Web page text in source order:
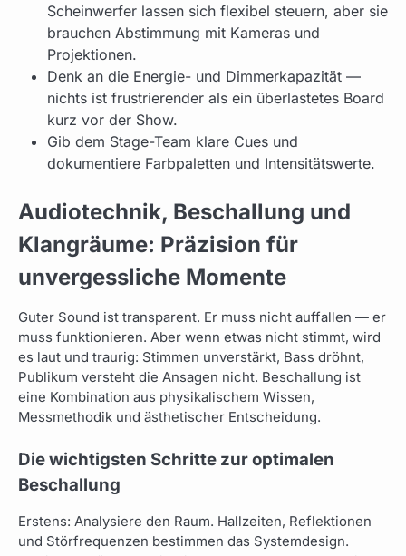
Scheinwerfer lassen sich flexibel steuern, aber sie
brauchen Abstimmung mit Kameras und
Projektionen.
Denk an die Energie- und Dimmerkapazität —
nichts ist frustrierender als ein überlastetes Board
kurz vor der Show.
Gib dem Stage-Team klare Cues und
dokumentiere Farbpaletten und Intensitätswerte.
Audiotechnik, Beschallung und
Klangräume: Präzision für
unvergessliche Momente
Guter Sound ist transparent. Er muss nicht auffallen — er
muss funktionieren. Aber wenn etwas nicht stimmt, wird
es laut und traurig: Stimmen unverstärkt, Bass dröhnt,
Publikum versteht die Ansagen nicht. Beschallung ist
eine Kombination aus physikalischem Wissen,
Messmethodik und ästhetischer Entscheidung.
Die wichtigsten Schritte zur optimalen
Beschallung
Erstens: Analysiere den Raum. Hallzeiten, Reflektionen
und Störfrequenzen bestimmen das Systemdesign.